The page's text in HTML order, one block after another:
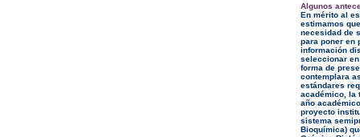
Algunos
En mérito al
estimamos
necesidad de
para poner en
información
seleccionar
forma de
contemplara
estándares
académico, la
año
proyecto
sistema
Bioquímica)